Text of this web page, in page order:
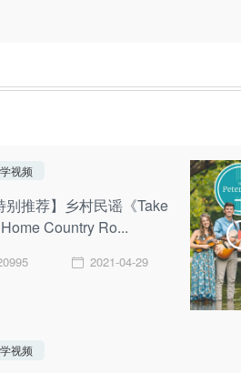
视频
别推荐】乡村民谣《Take
Country Ro...
2021-04-29
视频